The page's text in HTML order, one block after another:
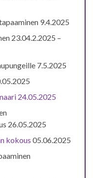
9.4.2025
23.04.2.2025 –
7.5.2025
24.05.2025
26.05.2025
kokous 05.06.2025